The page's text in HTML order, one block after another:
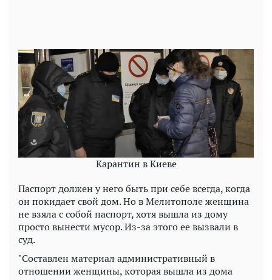
Карантин в Киеве
Паспорт должен у него быть при себе всегда, когда
он покидает свой дом. Но в Мелитополе женщина
не взяла с собой паспорт, хотя вышла из дому
просто вынести мусор. Из-за этого ее вызвали в
суд.
"Составлен материал административный в
отношении женщины, которая вышла из дома